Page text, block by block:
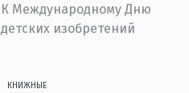
К Международному Дню
детских изобретений
КНИЖНЫЕ